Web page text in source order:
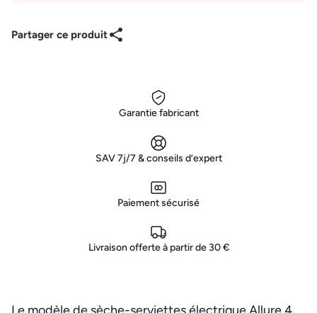
Partager ce produit
Garantie fabricant
SAV 7j/7 & conseils d’expert
Paiement sécurisé
Livraison offerte à partir de 30 €